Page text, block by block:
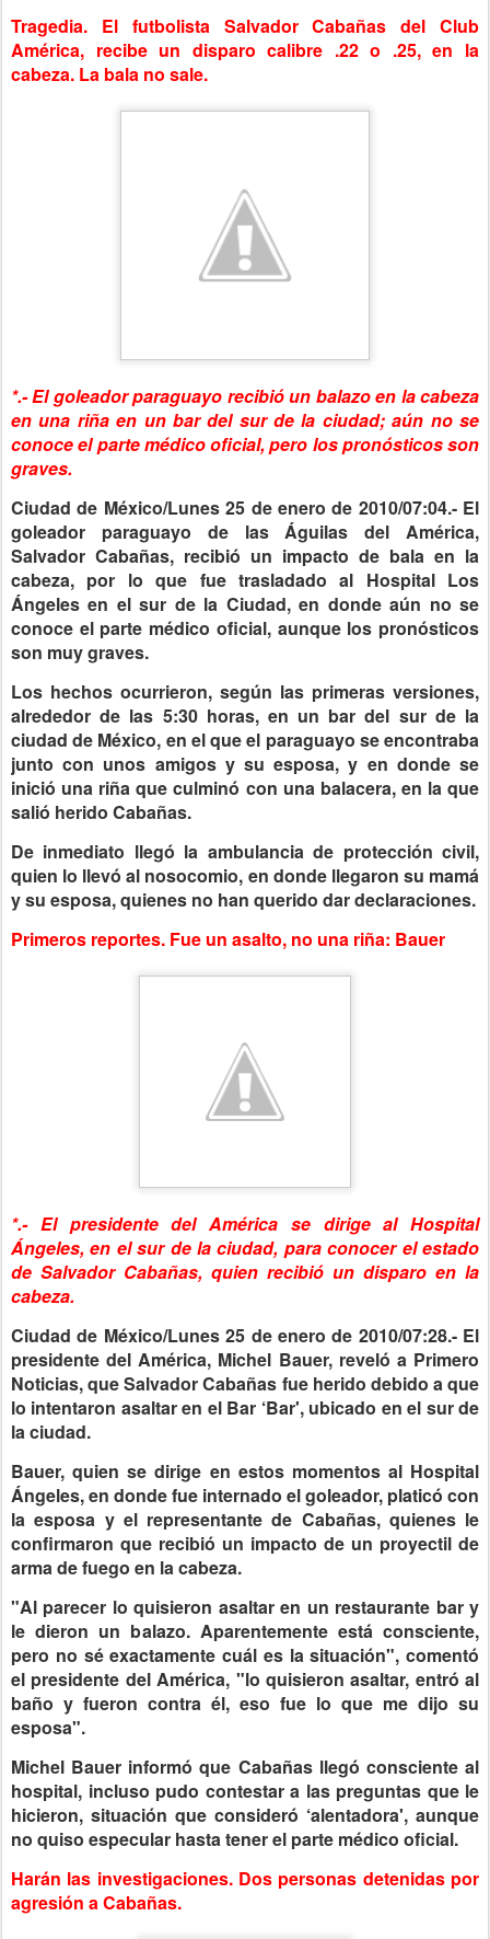
Tragedia. El futbolista Salvador Cabañas del Club
América, recibe un disparo calibre .22 o .25, en la
cabeza. La bala no sale.
*.- El goleador paraguayo recibió un balazo en la cabeza
en una riña en un bar del sur de la ciudad; aún no se
conoce el parte médico oficial, pero los pronósticos son
graves.
Ciudad de México/Lunes 25 de enero de 2010/07:04.- El
goleador paraguayo de las Águilas del América,
Salvador Cabañas, recibió un impacto de bala en la
cabeza, por lo que fue trasladado al Hospital Los
Ángeles en el sur de la Ciudad, en donde aún no se
conoce el parte médico oficial, aunque los pronósticos
son muy graves.
Los hechos ocurrieron, según las primeras versiones,
alrededor de las 5:30 horas, en un bar del sur de la
ciudad de México, en el que el paraguayo se encontraba
junto con unos amigos y su esposa, y en donde se
inició una riña que culminó con una balacera, en la que
salió herido Cabañas.
De inmediato llegó la ambulancia de protección civil,
quien lo llevó al nosocomio, en donde llegaron su mamá
y su esposa, quienes no han querido dar declaraciones.
Primeros reportes. Fue un asalto, no una riña: Bauer
*.- El presidente del América se dirige al Hospital
Ángeles, en el sur de la ciudad, para conocer el estado
de Salvador Cabañas, quien recibió un disparo en la
cabeza.
Ciudad de México/Lunes 25 de enero de 2010/07:28.- El
presidente del América, Michel Bauer, reveló a Primero
Noticias, que Salvador Cabañas fue herido debido a que
lo intentaron asaltar en el Bar ‘Bar', ubicado en el sur de
la ciudad.
Bauer, quien se dirige en estos momentos al Hospital
Ángeles, en donde fue internado el goleador, platicó con
la esposa y el representante de Cabañas, quienes le
confirmaron que recibió un impacto de un proyectil de
arma de fuego en la cabeza.
"Al parecer lo quisieron asaltar en un restaurante bar y
le dieron un balazo. Aparentemente está consciente,
pero no sé exactamente cuál es la situación", comentó
el presidente del América, "lo quisieron asaltar, entró al
baño y fueron contra él, eso fue lo que me dijo su
esposa".
Michel Bauer informó que Cabañas llegó consciente al
hospital, incluso pudo contestar a las preguntas que le
hicieron, situación que consideró ‘alentadora', aunque
no quiso especular hasta tener el parte médico oficial.
Harán las investigaciones. Dos personas detenidas por
agresión a Cabañas.